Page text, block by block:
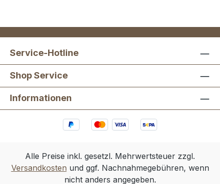
Service-Hotline
Shop Service
Informationen
Alle Preise inkl. gesetzl. Mehrwertsteuer zzgl.
Versandkosten und ggf. Nachnahmegebühren, wenn
nicht anders angegeben.